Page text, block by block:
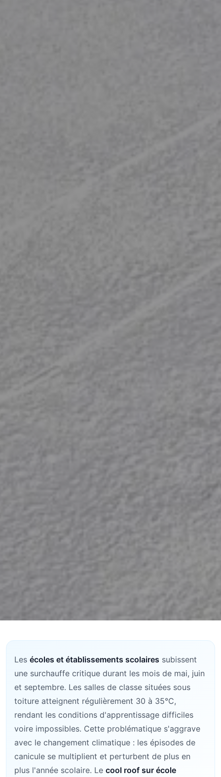
Les écoles et établissements scolaires subissent
une surchauffe critique durant les mois de mai, juin
et septembre. Les salles de classe situées sous
toiture atteignent régulièrement 30 à 35°C,
rendant les conditions d'apprentissage difficiles
voire impossibles. Cette problématique s'aggrave
avec le changement climatique : les épisodes de
canicule se multiplient et perturbent de plus en
plus l'année scolaire. Le cool roof sur école